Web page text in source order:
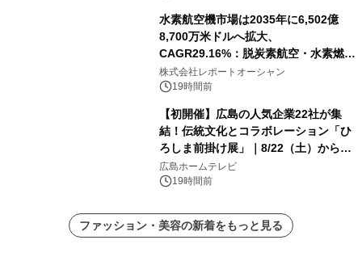
水素航空機市場は2035年に6,502億
8,700万米ドルへ拡大、
CAGR29.16%：脱炭素航空・水素燃料
インフラ整備が加速する次世代航空市
場
株式会社レポートオーシャン
19時間前
【初開催】広島の人気企業22社が集
結！伝統文化とコラボレーション「ひ
ろしま前掛け展」｜8/22（土）から開
幕！
広島ホームテレビ
19時間前
ファッション・美容の新着をもっと見る